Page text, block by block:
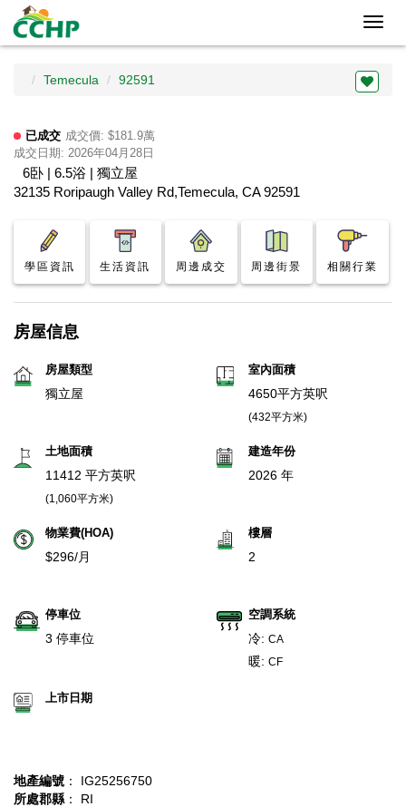
Temecula 92591
已成交 成交價: $181.9萬
成交日期: 2026年04月28日
6卧 | 6.5浴 | 獨立屋
32135 Roripaugh Valley Rd,Temecula, CA 92591
學區資訊 生活資訊 周邊成交 周邊街景 相關行業
房屋信息
房屋類型
獨立屋
室內面積
4650平方英呎
(432平方米)
土地面積
11412 平方英呎
(1,060平方米)
建造年份
2026 年
物業費(HOA)
$296/月
樓層
2
停車位
3 停車位
空調系統
冷: CA
暖: CF
上市日期
地產編號 ： IG25256750
所處郡縣 ： RI